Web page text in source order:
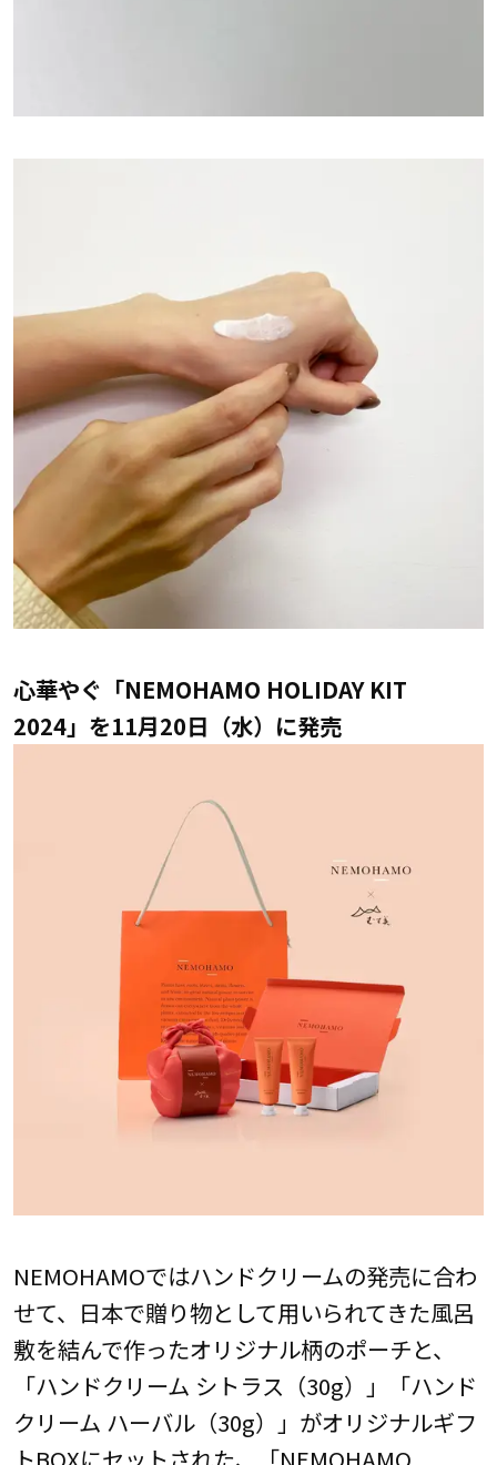
心華やぐ「NEMOHAMO HOLIDAY KIT
2024」を11月20日（水）に発売
NEMOHAMOではハンドクリームの発売に合わ
せて、日本で贈り物として用いられてきた風呂
敷を結んで作ったオリジナル柄のポーチと、
「ハンドクリーム シトラス（30g）」「ハンド
クリーム ハーバル（30g）」がオリジナルギフ
トBOXにセットされた、「NEMOHAMO